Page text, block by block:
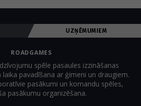
UZŅĒMUMIEM
ROADGAMES
spēle pasaules izzināšanas
pavadīšana ar ģimeni un draugiem.
pasākumi un komandu spēles,
pasākumu organizēšana.